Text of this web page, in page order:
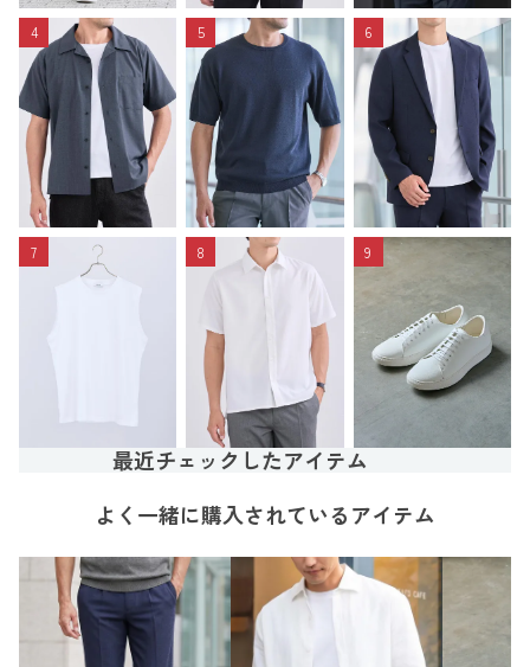
4 5 6
7 8 9
最近チェックしたアイテム
よく一緒に購入されているアイテム